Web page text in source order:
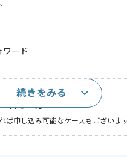
ワード
以上
お持ちの方
申し込み可能なケースもございま
続きをみる